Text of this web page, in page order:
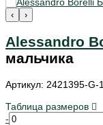
‹ ›
Alessandro
мальчика
Артикул: 2421395-G-
Таблица размеров
-